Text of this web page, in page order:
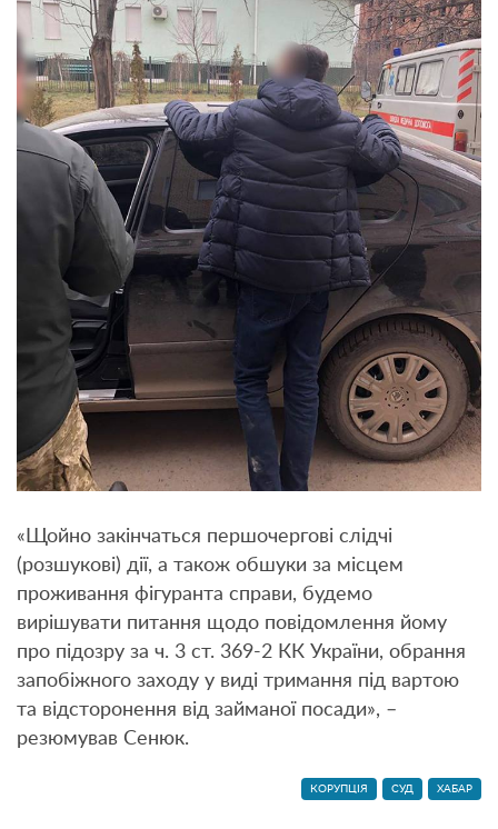
«Щойно закінчаться першочергові слідчі
(розшукові) дії, а також обшуки за місцем
проживання фігуранта справи, будемо
вирішувати питання щодо повідомлення йому
про підозру за ч. 3 ст. 369-2 КК України, обрання
запобіжного заходу у виді тримання під вартою
та відсторонення від займаної посади», –
резюмував Сенюк.
КОРУПЦІЯ СУД ХАБАР